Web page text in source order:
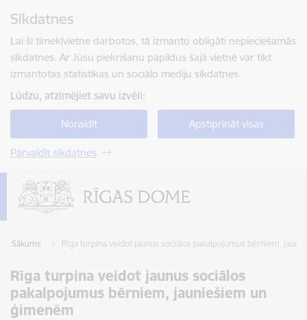
Sīkdatnes
Lai šī tīmekļvietne darbotos, tā izmanto obligāti nepieciešamās
sīkdatnes. Ar Jūsu piekrišanu papildus šajā vietnē var tikt
izmantotas statistikas un sociālo mediju sīkdatnes.
Lūdzu, atzīmējiet savu izvēli:
Noraidīt Apstiprināt visas
Pārvaldīt sīkdatnes
Sākums Rīga turpina veidot jaunus sociālos pakalpojumus bērniem,
Rīga turpina veidot jaunus sociālos
pakalpojumus bērniem, jauniešiem un
ģimenēm